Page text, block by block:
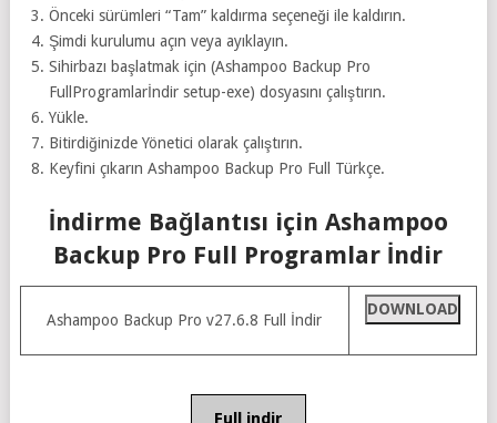
Önceki sürümleri “Tam” kaldırma seçeneği ile kaldırın.
Şimdi kurulumu açın veya ayıklayın.
Sihirbazı başlatmak için (Ashampoo Backup Pro
FullProgramlarİndir setup-exe) dosyasını çalıştırın.
Yükle.
Bitirdiğinizde Yönetici olarak çalıştırın.
Keyfini çıkarın Ashampoo Backup Pro Full Türkçe.
İndirme Bağlantısı için Ashampoo
Backup Pro Full Programlar İndir
Ashampoo Backup Pro v27.6.8 Full İndir
DOWNLOAD
Full indir